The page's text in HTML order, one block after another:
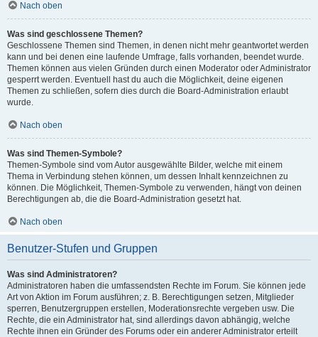
Nach oben
Was sind geschlossene Themen?
Geschlossene Themen sind Themen, in denen nicht mehr geantwortet werden
kann und bei denen eine laufende Umfrage, falls vorhanden, beendet wurde.
Themen können aus vielen Gründen durch einen Moderator oder Administrator
gesperrt werden. Eventuell hast du auch die Möglichkeit, deine eigenen
Themen zu schließen, sofern dies durch die Board-Administration erlaubt
wurde.
Nach oben
Was sind Themen-Symbole?
Themen-Symbole sind vom Autor ausgewählte Bilder, welche mit einem
Thema in Verbindung stehen können, um dessen Inhalt kennzeichnen zu
können. Die Möglichkeit, Themen-Symbole zu verwenden, hängt von deinen
Berechtigungen ab, die die Board-Administration gesetzt hat.
Nach oben
Benutzer-Stufen und Gruppen
Was sind Administratoren?
Administratoren haben die umfassendsten Rechte im Forum. Sie können jede
Art von Aktion im Forum ausführen; z. B. Berechtigungen setzen, Mitglieder
sperren, Benutzergruppen erstellen, Moderationsrechte vergeben usw. Die
Rechte, die ein Administrator hat, sind allerdings davon abhängig, welche
Rechte ihnen ein Gründer des Forums oder ein anderer Administrator erteilt